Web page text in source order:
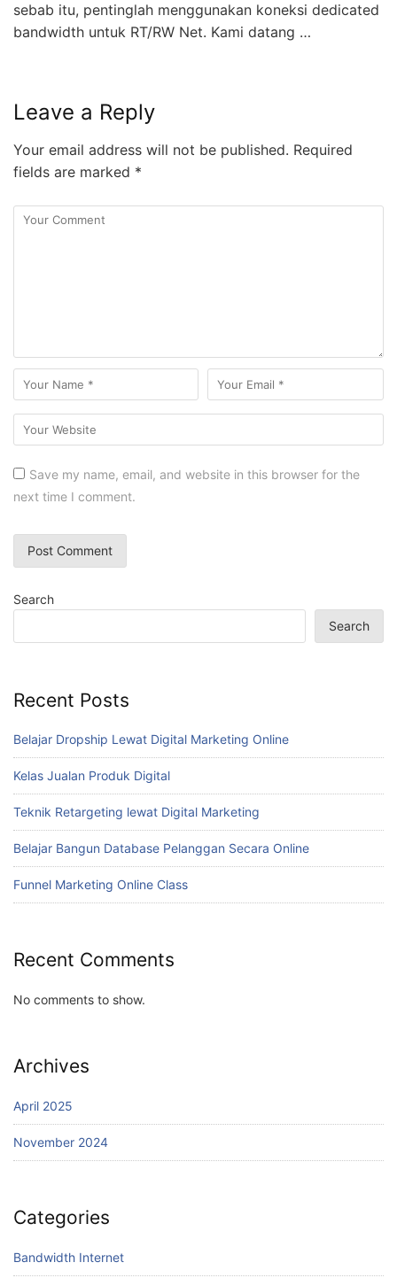
sebab itu, pentinglah menggunakan koneksi dedicated
bandwidth untuk RT/RW Net. Kami datang …
Leave a Reply
Your email address will not be published. Required
fields are marked *
Save my name, email, and website in this browser for the
next time I comment.
Search
Search
Recent Posts
Belajar Dropship Lewat Digital Marketing Online
Kelas Jualan Produk Digital
Teknik Retargeting lewat Digital Marketing
Belajar Bangun Database Pelanggan Secara Online
Funnel Marketing Online Class
Recent Comments
No comments to show.
Archives
April 2025
November 2024
Categories
Bandwidth Internet